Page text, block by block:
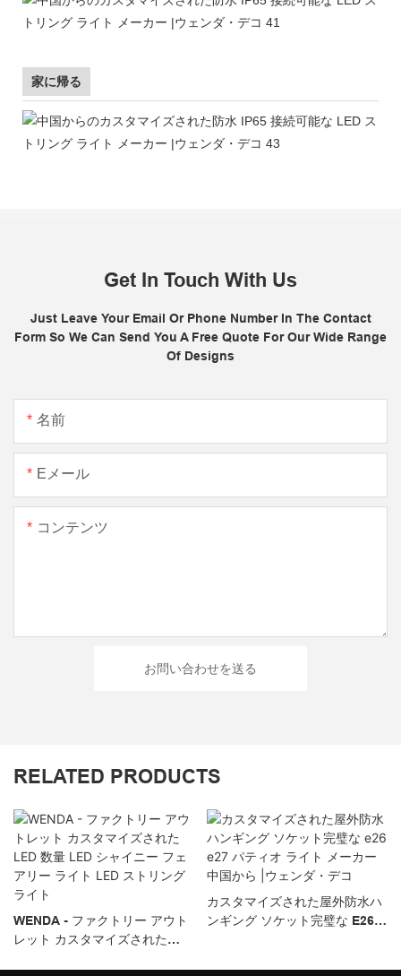
家に帰る
Get In Touch With Us
Just Leave Your Email Or Phone Number In The Contact
Form So We Can Send You A Free Quote For Our Wide Range
Of Designs
名前
Eメール
コンテンツ
お問い合わせを送る
RELATED PRODUCTS
WENDA - ファクトリー アウト
レット カスタマイズされた
カスタマイズされた屋外防水ハ
ンギング ソケット完璧な E26